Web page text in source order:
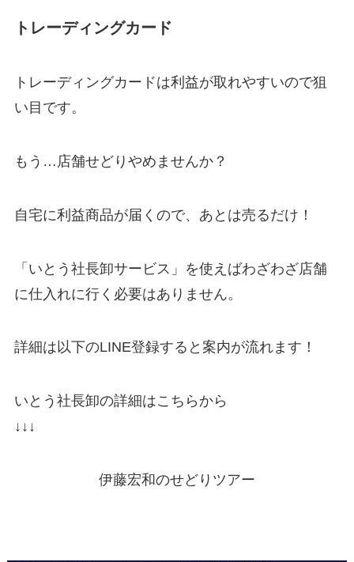
トレーディングカード
トレーディングカードは利益が取れやすいので狙
い目です。
もう…店舗せどりやめませんか？
自宅に利益商品が届くので、あとは売るだけ！
「いとう社長卸サービス」を使えばわざわざ店舗
に仕入れに行く必要はありません。
詳細は以下のLINE登録すると案内が流れます！
いとう社長卸の詳細はこちらから
↓↓↓
伊藤宏和のせどりツアー